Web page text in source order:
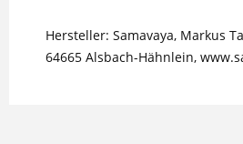
Hersteller: Samavaya, Markus
64665 Alsbach-Hähnlein,